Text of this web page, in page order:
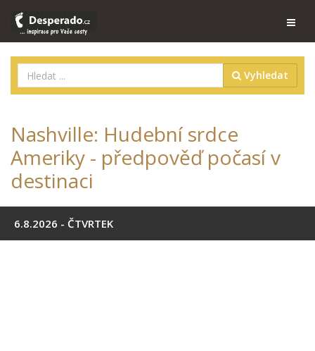
Vyhledat
Nashville: Hudební srdce
Ameriky - předpověď počasí v
destinaci
6.8.2026 - ČTVRTEK